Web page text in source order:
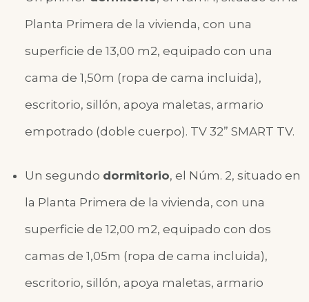
Planta Primera de la vivienda, con una
superficie de 13,00 m2, equipado con una
cama de 1,50m (ropa de cama incluida),
escritorio, sillón, apoya maletas, armario
empotrado (doble cuerpo). TV 32” SMART TV.
Un segundo dormitorio, el Núm. 2, situado en
la Planta Primera de la vivienda, con una
superficie de 12,00 m2, equipado con dos
camas de 1,05m (ropa de cama incluida),
escritorio, sillón, apoya maletas, armario